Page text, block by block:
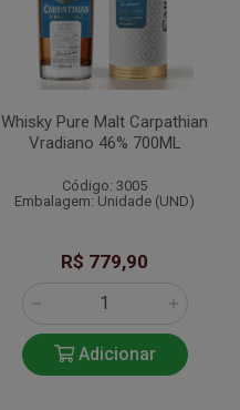
Whisky Pure Malt Carpathian
Vradiano 46% 700ML
Código: 3005
Embalagem: Unidade (UND)
R$ 779,90
Adicionar